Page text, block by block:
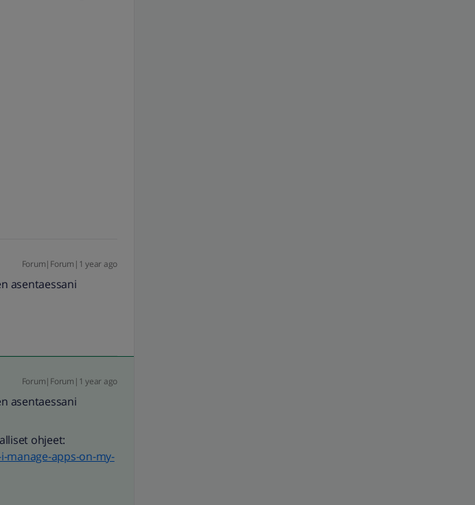
Forum|Forum|1 year ago
asentaessani
Forum|Forum|1 year ago
asentaessani
ohjeet:
apps-on-my-